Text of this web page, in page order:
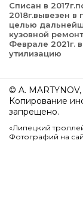
Списан в
2018г.вывезен в
целью
кузовной
Феврале 2021г.
утилизацию
© A.
Копирование
запрещено.
«Липецкий
Фотографий на